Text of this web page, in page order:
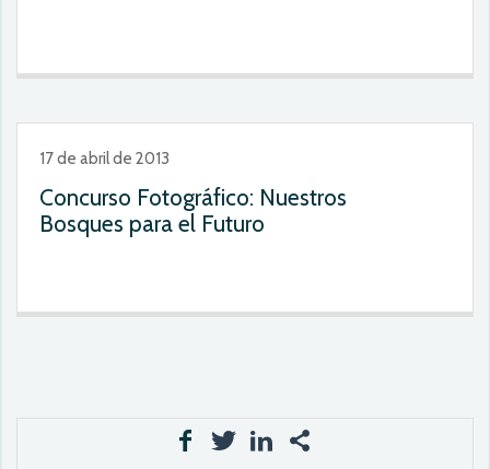
17 de abril de 2013
Concurso Fotográfico: Nuestros
Bosques para el Futuro